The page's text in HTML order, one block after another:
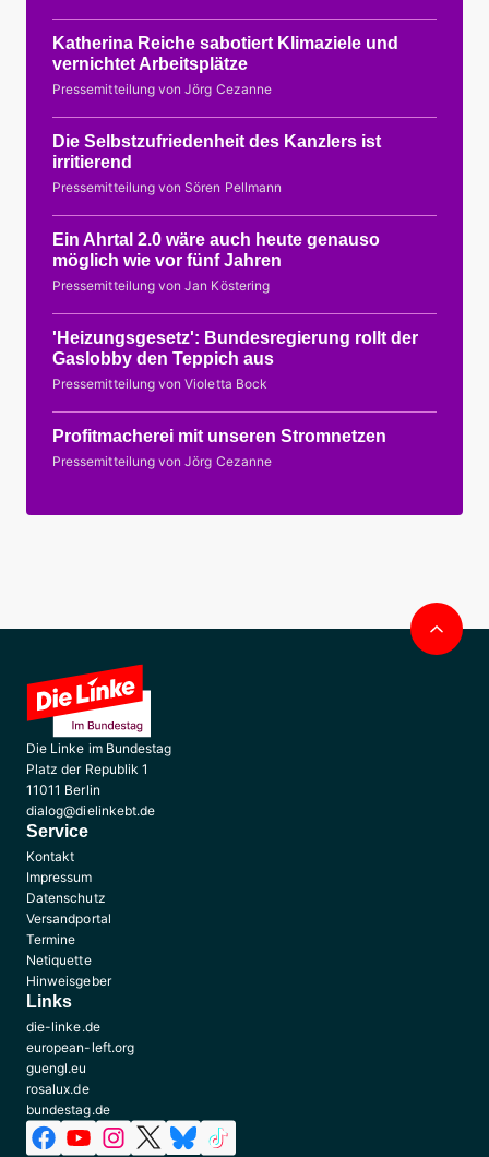
Katherina Reiche sabotiert Klimaziele und
vernichtet Arbeitsplätze
Pressemitteilung von Jörg Cezanne
Die Selbstzufriedenheit des Kanzlers ist
irritierend
Pressemitteilung von Sören Pellmann
Ein Ahrtal 2.0 wäre auch heute genauso
möglich wie vor fünf Jahren
Pressemitteilung von Jan Köstering
'Heizungsgesetz': Bundesregierung rollt der
Gaslobby den Teppich aus
Pressemitteilung von Violetta Bock
Profitmacherei mit unseren Stromnetzen
Pressemitteilung von Jörg Cezanne
Die Linke im Bundestag
Platz der Republik 1
11011 Berlin
dialog@dielinkebt.de
Service
Kontakt
Impressum
Datenschutz
Versandportal
Termine
Netiquette
Hinweisgeber
Links
die-linke.de
european-left.org
guengl.eu
rosalux.de
bundestag.de